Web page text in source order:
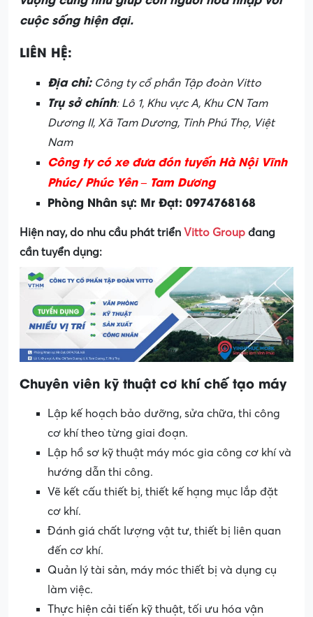
cuộc sống hiện đại.
LIÊN HỆ:
Địa chỉ:Công ty cổ phần Tập đoàn Vitto
Trụ sở chính: Lô 1, Khu vực A, Khu CN Tam
Dương II, Xã Tam Dương, Tỉnh Phú Thọ, Việt
Nam
Công ty có xe đưa đón tuyến Hà Nội Vĩnh
Phúc/ Phúc Yên – Tam Dương
Phòng Nhân sự: Mr Đạt: 0974768168
Hiện nay, do nhu cầu phát triển Vitto Group đang
cần tuyển dụng:
Chuyên viên kỹ thuật cơ khí chế tạo máy
Lập kế hoạch bảo dưỡng, sửa chữa, thi công
cơ khí theo từng giai đoạn.
Lập hồ sơ kỹ thuật máy móc gia công cơ khí và
hướng dẫn thi công.
Vẽ kết cấu thiết bị, thiết kế hạng mục lắp đặt
cơ khí.
Đánh giá chất lượng vật tư, thiết bị liên quan
đến cơ khí.
Quản lý tài sản, máy móc thiết bị và dụng cụ
làm việc.
Thực hiện cải tiến kỹ thuật, tối ưu hóa vận